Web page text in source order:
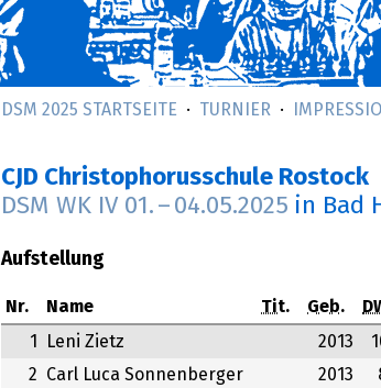
DSM 2025 STARTSEITE TURNIER
CJD Christophorusschule Rostock
DSM WK IV 01. – 04.05.2025 in Bad
Aufstellung
Nr. Name Tit. Geb.
1 Leni Zietz 2013
2
Carl Luca Sonnenberger 2013